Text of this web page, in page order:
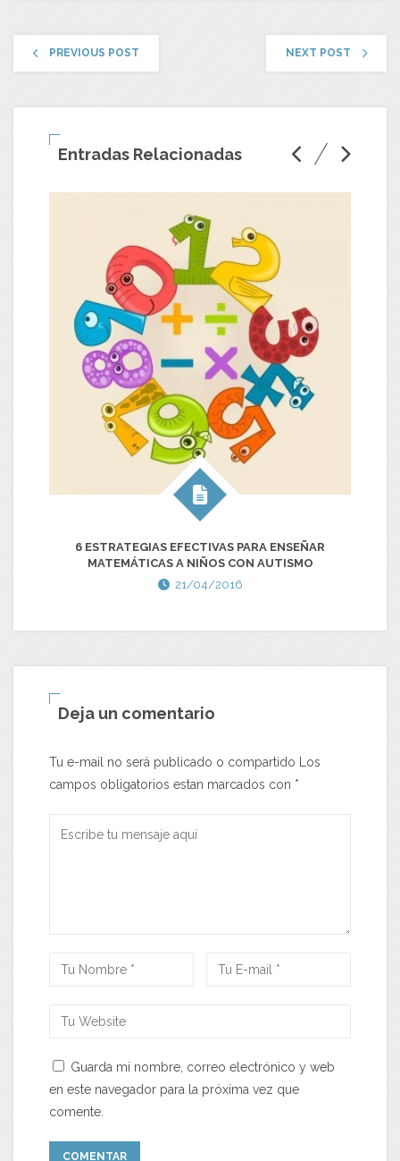
PREVIOUS POST NEXT POST
Entradas Relacionadas
6 ESTRATEGIAS EFECTIVAS PARA ENSEÑAR
MATEMÁTICAS A NIÑOS CON AUTISMO
21/04/2016
Deja un comentario
Tu e-mail no será publicado o compartido Los
campos obligatorios estan marcados con *
Guarda mi nombre, correo electrónico y web
en este navegador para la próxima vez que
comente.